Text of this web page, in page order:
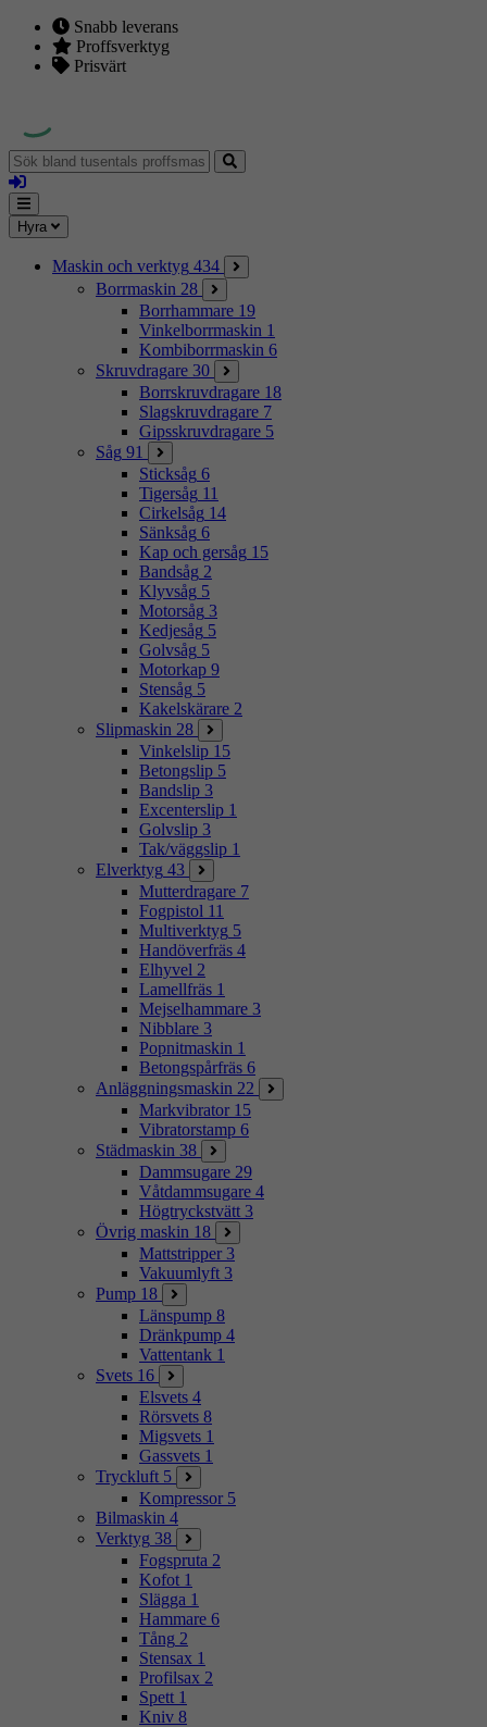
Snabb leverans
Proffsverktyg
Prisvärt
Sök
bland
tusentals
proffsmaskiner
Logga
in
Mina
sidor
Meny
Hyra
Maskin och verktyg 434
Borrmaskin 28
Borrhammare 19
Vinkelborrmaskin 1
Kombiborrmaskin 6
Skruvdragare 30
Borrskruvdragare 18
Slagskruvdragare 7
Gipsskruvdragare 5
Såg 91
Sticksåg 6
Tigersåg 11
Cirkelsåg 14
Sänksåg 6
Kap och gersåg 15
Bandsåg 2
Klyvsåg 5
Motorsåg 3
Kedjesåg 5
Golvsåg 5
Motorkap 9
Stensåg 5
Kakelskärare 2
Slipmaskin 28
Vinkelslip 15
Betongslip 5
Bandslip 3
Excenterslip 1
Golvslip 3
Tak/väggslip 1
Elverktyg 43
Mutterdragare 7
Fogpistol 11
Multiverktyg 5
Handöverfräs 4
Elhyvel 2
Lamellfräs 1
Mejselhammare 3
Nibblare 3
Popnitmaskin 1
Betongspårfräs 6
Anläggningsmaskin 22
Markvibrator 15
Vibratorstamp 6
Städmaskin 38
Dammsugare 29
Våtdammsugare 4
Högtryckstvätt 3
Övrig maskin 18
Mattstripper 3
Vakuumlyft 3
Pump 18
Länspump 8
Dränkpump 4
Vattentank 1
Svets 16
Elsvets 4
Rörsvets 8
Migsvets 1
Gassvets 1
Tryckluft 5
Kompressor 5
Bilmaskin 4
Verktyg 38
Fogspruta 2
Kofot 1
Slägga 1
Hammare 6
Tång 2
Stensax 1
Profilsax 2
Spett 1
Kniv 8